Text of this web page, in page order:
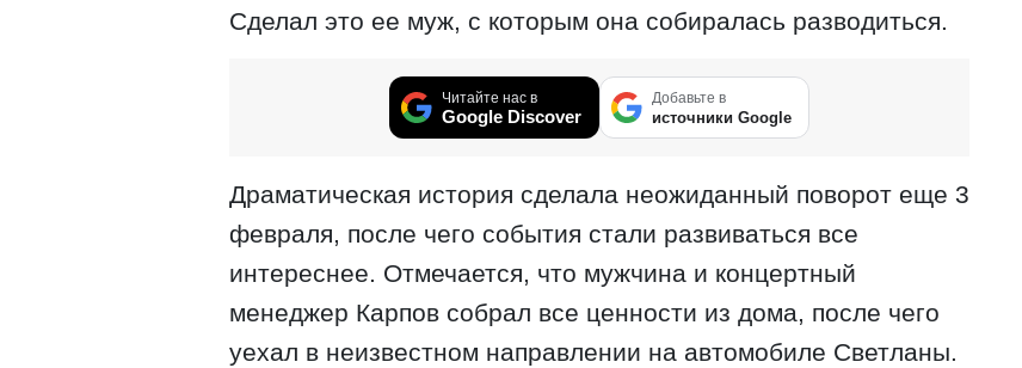
Сделал это ее муж, с которым она собиралась разводиться.
Читайте нас в
Google Discover
Добавьте в
источники Google
Драматическая история сделала неожиданный поворот еще 3
февраля, после чего события стали развиваться все
интереснее. Отмечается, что мужчина и концертный
менеджер Карпов собрал все ценности из дома, после чего
уехал в неизвестном направлении на автомобиле Светланы.